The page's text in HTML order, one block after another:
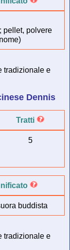
pellet, polvere
tradizionale e
Dennis
Tratti
5
buddista
tradizionale e